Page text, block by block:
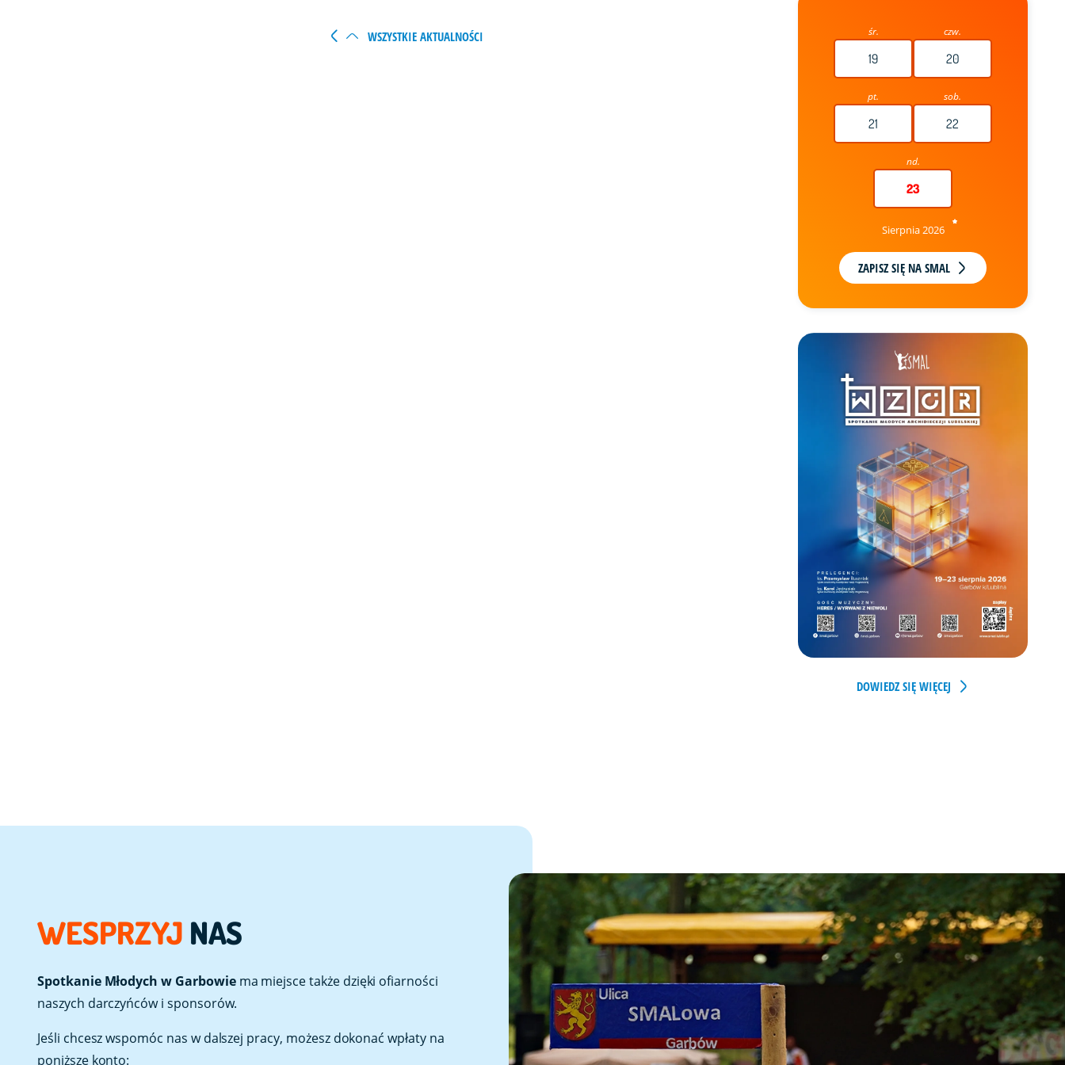
WSZYSTKIE AKTUALNOŚCI śr.
19
czw.
20
pt.
21
sob.
22
nd.
23
Sierpnia 2026
ZAPISZ SIĘ NA SMAL
DOWIEDZ SIĘ WIĘCEJ
WESPRZYJ NAS
Spotkanie Młodych w Garbowiema miejsce także dzięki ofiarności
naszych darczyńców i sponsorów.
Jeśli chcesz wspomóc nas w dalszej pracy, możesz dokonać wpłaty na
poniższe konto: